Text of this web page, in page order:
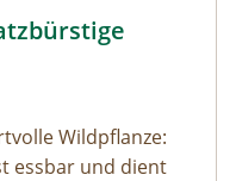
Wildpflanze:
essbar und dient